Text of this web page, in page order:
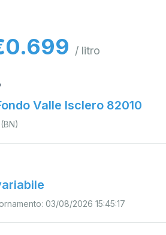
/ litro
Valle Isclero 82010
03/08/2026 15:45:17